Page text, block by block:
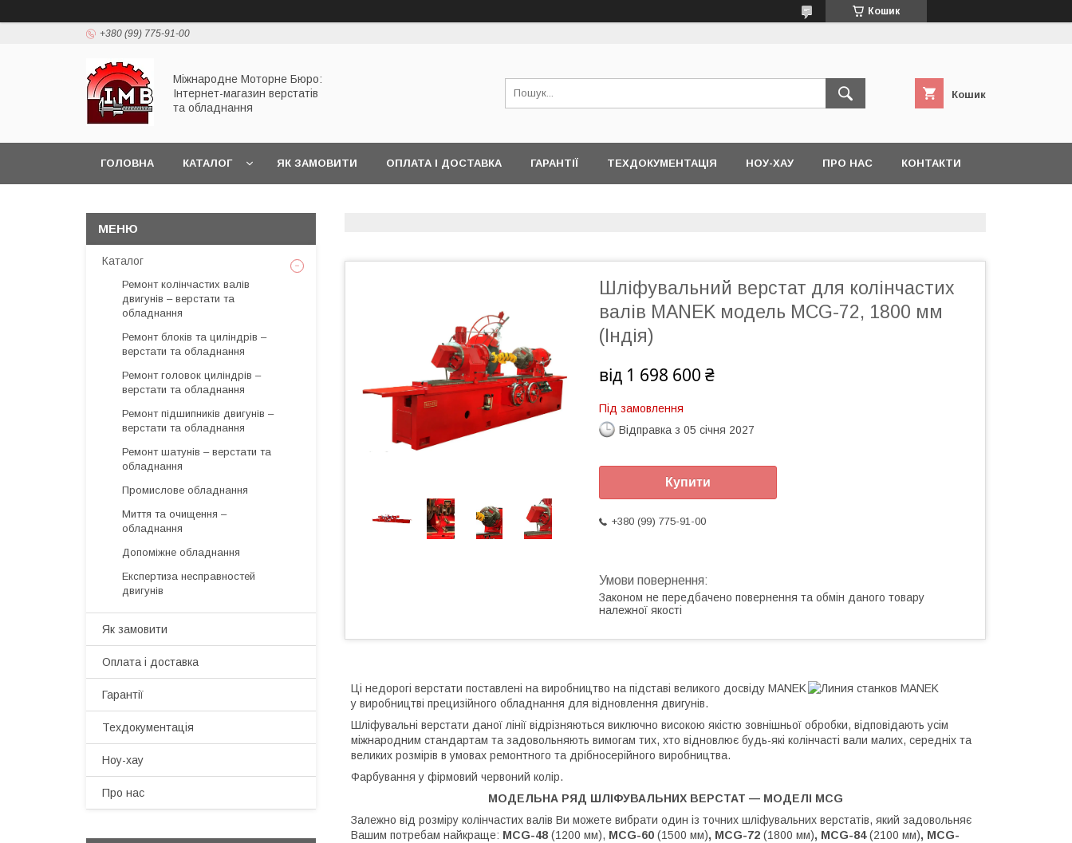
Кошик
+380 (99) 775-91-00
Міжнародне Моторне Бюро:
Інтернет-магазин верстатів
та обладнання
Кошик
ГОЛОВНА КАТАЛОГ ЯК ЗАМОВИТИ ОПЛАТА І ДОСТАВКА ГАРАНТІЇ ТЕХДОКУМЕНТАЦІЯ НОУ-ХАУ ПРО НАС КОНТАКТИ
Шліфувальний верстат для колінчастих
валів MANEK модель MCG-72, 1800 мм
(Індія)
від 1 698 600 ₴
Під замовлення
Відправка з 05 січня 2027
Купити
+380 (99) 775-91-00
Законом не передбачено повернення та обмін даного товару
належної якості
Ці недорогі верстати поставлені на виробництво на підставі великого досвіду MANEK
у виробництві прецизійного обладнання для відновлення двигунів.
Шліфувальні верстати даної лінії відрізняються виключно високою якістю зовнішньої обробки, відповідають усім
міжнародним стандартам та задовольняють вимогам тих, хто відновлює будь-які колінчасті вали малих, середніх та
великих розмірів в умовах ремонтного та дрібносерійного виробництва.
Фарбування у фірмовий червоний колір.
МОДЕЛЬНА РЯД ШЛІФУВАЛЬНИХ ВЕРСТАТ — МОДЕЛІ MCG
Залежно від розміру колінчастих валів Ви можете вибрати один із точних шліфувальних верстатів, який задовольняє
Вашим потребам найкраще: MCG-48 (1200 мм), MCG-60 (1500 мм), MCG-72 (1800 мм), MCG-84(2100 мм), MCG-
Каталог
Ремонт колінчастих валів
двигунів – верстати та
обладнання
Ремонт блоків та циліндрів –
верстати та обладнання
Ремонт головок циліндрів –
верстати та обладнання
Ремонт підшипників двигунів –
верстати та обладнання
Ремонт шатунів – верстати та
обладнання
Промислове обладнання
Миття та очищення –
обладнання
Допоміжне обладнання
Експертиза несправностей
двигунів
Як замовити
Оплата і доставка
Гарантії
Техдокументація
Ноу-хау
Про нас